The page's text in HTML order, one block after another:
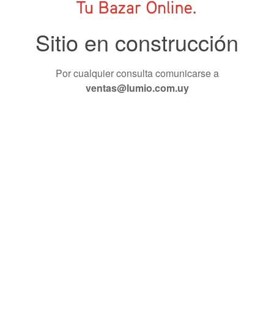
Sitio en construcción
Por cualquier consulta comunicarse a
ventas@lumio.com.uy